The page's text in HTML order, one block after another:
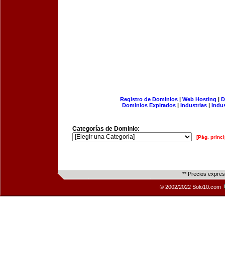
Registro de Dominios| Web Hosting |
Dominios Expirados | Industrias |
Categorías de Dominio:
[Pág.
** Precios
© 2002/2022 Solo10.com